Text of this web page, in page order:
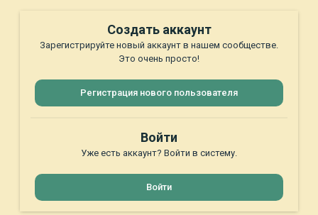
Создать аккаунт
Зарегистрируйте новый аккаунт в нашем сообществе.
Это очень просто!
Регистрация нового пользователя
Войти
Уже есть аккаунт? Войти в систему.
Войти